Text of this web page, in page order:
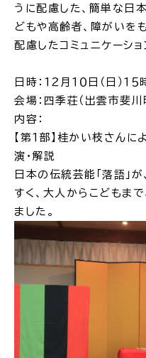
場
妊娠・出産
入園・入学
うに配慮した、簡単な日
どもや高齢者、障がいを
配慮したコミュニケーシ
日時：１２月１０日（日）１
会場：四季荘（出雲市斐川
内容：
【第１部】桂かい枝さんに
演・解説
日本の伝統芸能「落語」が
すく、大人からこどもま
ました。